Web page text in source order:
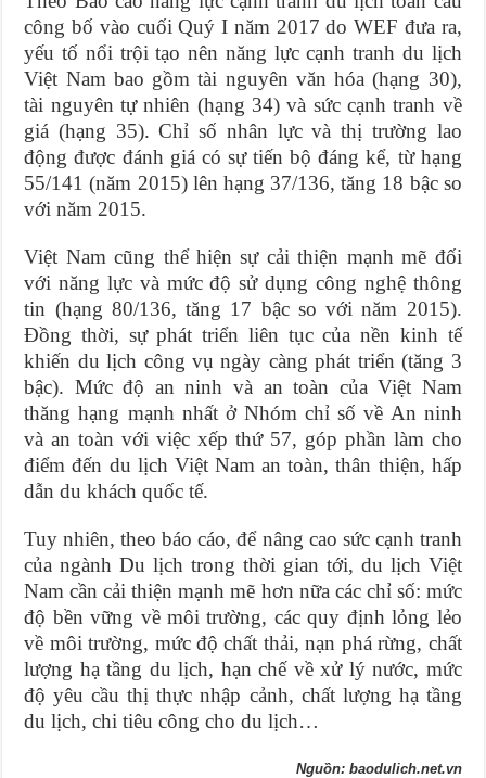
công bố vào cuối Quý I năm 2017 do WEF đưa ra,
yếu tố nổi trội tạo nên năng lực cạnh tranh du lịch
Việt Nam bao gồm tài nguyên văn hóa (hạng 30),
tài nguyên tự nhiên (hạng 34) và sức cạnh tranh về
giá (hạng 35). Chỉ số nhân lực và thị trường lao
động được đánh giá có sự tiến bộ đáng kể, từ hạng
55/141 (năm 2015) lên hạng 37/136, tăng 18 bậc so
với năm 2015.
Việt Nam cũng thể hiện sự cải thiện mạnh mẽ đối
với năng lực và mức độ sử dụng công nghệ thông
tin (hạng 80/136, tăng 17 bậc so với năm 2015).
Đồng thời, sự phát triển liên tục của nền kinh tế
khiến du lịch công vụ ngày càng phát triển (tăng 3
bậc). Mức độ an ninh và an toàn của Việt Nam
thăng hạng mạnh nhất ở Nhóm chỉ số về An ninh
và an toàn với việc xếp thứ 57, góp phần làm cho
điểm đến du lịch Việt Nam an toàn, thân thiện, hấp
dẫn du khách quốc tế.
Tuy nhiên, theo báo cáo, để nâng cao sức cạnh tranh
của ngành Du lịch trong thời gian tới, du lịch Việt
Nam cần cải thiện mạnh mẽ hơn nữa các chỉ số: mức
độ bền vững về môi trường, các quy định lỏng lẻo
về môi trường, mức độ chất thải, nạn phá rừng, chất
lượng hạ tầng du lịch, hạn chế về xử lý nước, mức
độ yêu cầu thị thực nhập cảnh, chất lượng hạ tầng
du lịch, chi tiêu công cho du lịch…
Nguồn: baodulich.net.vn